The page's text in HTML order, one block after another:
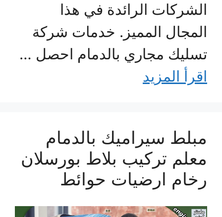
الشركات الرائدة في هذا
المجال المميز. خدمات شركة
تسليك مجاري بالدمام احصل …
اقرأ المزيد
مبلط سيراميك بالدمام
معلم تركيب بلاط بورسلان
رخام ارضيات حوائط